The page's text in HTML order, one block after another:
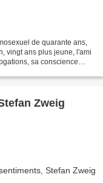
de quarante ans,
vingt ans plus jeune, l'ami
sa conscience
Zweig